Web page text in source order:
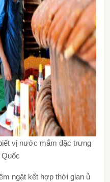
vị nước mắm đặc trưng
ngặt kết hợp thời gian ủ